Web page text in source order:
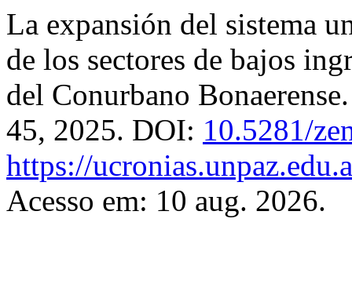
La expansión del sistema
de los sectores de bajos
del Conurbano
45, 2025. DOI: 10.5281/
https://
Acesso em: 10 aug. 2026.